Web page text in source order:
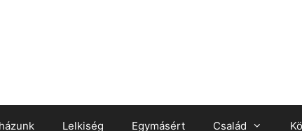
Lelkiség Egymásért Család